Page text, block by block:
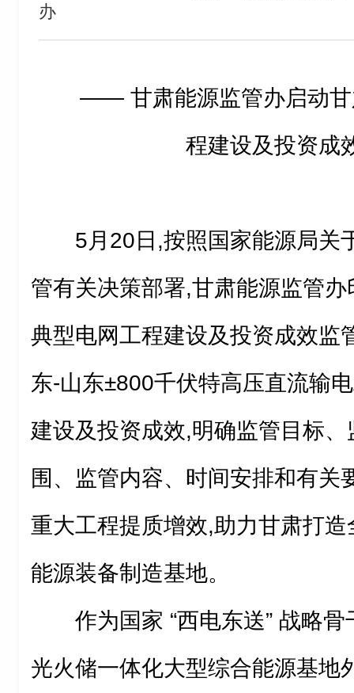
办
—— 甘肃能源监管办启动甘
程建设及投资成
5月20日,按照国家能源局关
管有关决策部署,甘肃能源监管
典型电网工程建设及投资成效监
东-山东±800千伏特高压直流输
建设及投资成效,明确监管目标
围、监管内容、时间安排和有关
重大工程提质增效,助力甘肃打
能源装备制造基地。
作为国家 “西电东送” 战略
光火储一体化大型综合能源基地